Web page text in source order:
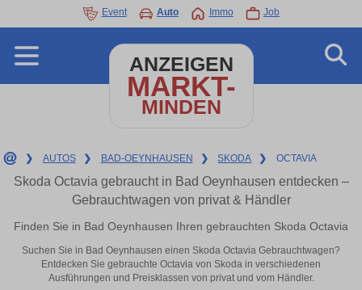
Event Auto Immo Job
ANZEIGEN
MARKT-
MINDEN
❯ AUTOS ❯ BAD-OEYNHAUSEN ❯ SKODA ❯ OCTAVIA
Skoda Octavia gebraucht in Bad Oeynhausen entdecken –
Gebrauchtwagen von privat & Händler
Finden Sie in Bad Oeynhausen Ihren gebrauchten Skoda Octavia
Suchen Sie in Bad Oeynhausen einen Skoda Octavia Gebrauchtwagen?
Entdecken Sie gebrauchte Octavia von Skoda in verschiedenen
Ausführungen und Preisklassen von privat und vom Händler.